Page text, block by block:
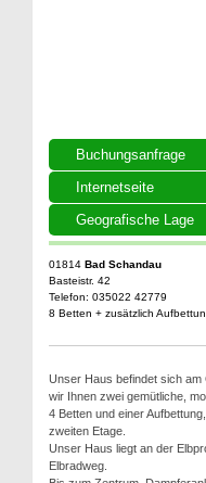
Buchungsanfrage
Internetseite
Geografische Lage
01814 Bad Schandau
Basteistr. 42
Telefon: 035022 42779
8 Betten + zusätzlich
Unser Haus befindet sich
wir Ihnen zwei gemütliche,
4 Betten und einer
zweiten Etage.
Unser Haus liegt an der
Elbradweg.